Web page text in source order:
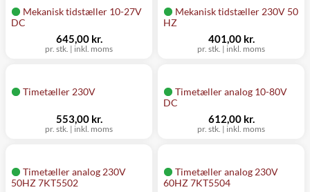
Mekanisk tidstæller 10-27V
DC
pr. stk. | inkl. moms
645,00 kr.
Mekanisk tidstæller 230V 50
HZ
pr. stk. | inkl. moms
401,00 kr.
Timetæller 230V
pr. stk. | inkl. moms
553,00 kr.
Timetæller analog 10-80V
DC
pr. stk. | inkl. moms
612,00 kr.
Timetæller analog 230V
50HZ 7KT5502
Timetæller analog 230V
60HZ 7KT5504